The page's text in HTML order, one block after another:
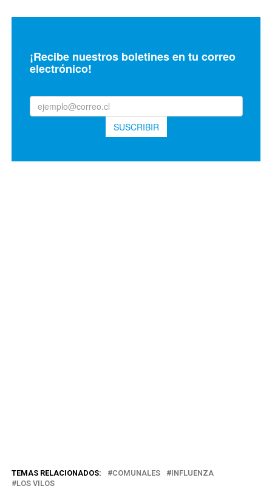
TEMAS RELACIONADOS: COMUNALES
INFLUENZA
LOS VILOS